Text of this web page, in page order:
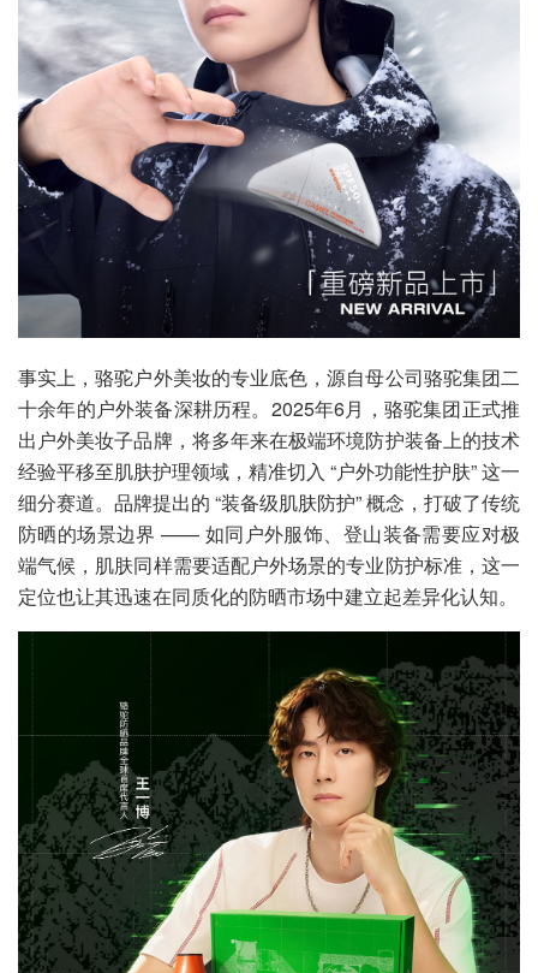
事实上，骆驼户外美妆的专业底色，源自母公司骆驼集团二
十余年的户外装备深耕历程。2025年6月，骆驼集团正式推
出户外美妆子品牌，将多年来在极端环境防护装备上的技术
经验平移至肌肤护理领域，精准切入 “户外功能性护肤” 这一
细分赛道。品牌提出的 “装备级肌肤防护” 概念，打破了传统
防晒的场景边界 —— 如同户外服饰、登山装备需要应对极
端气候，肌肤同样需要适配户外场景的专业防护标准，这一
定位也让其迅速在同质化的防晒市场中建立起差异化认知。